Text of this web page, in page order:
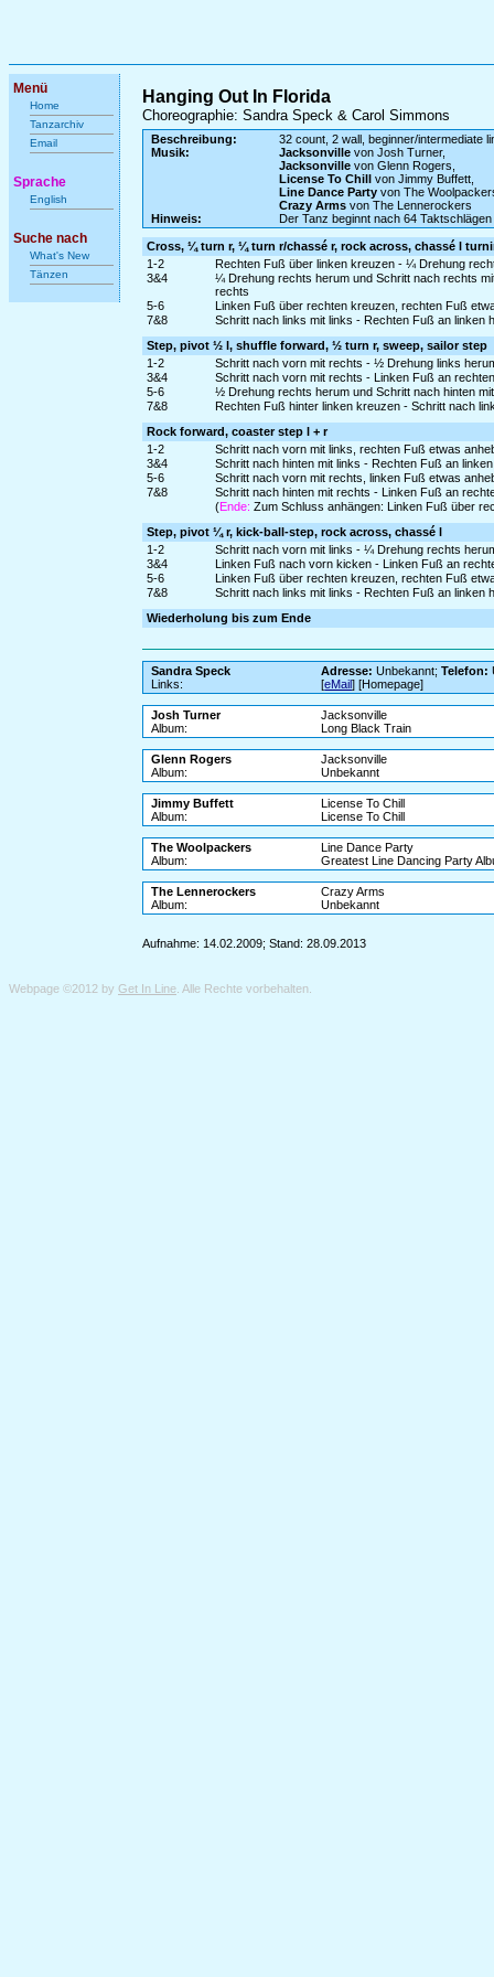
Menü
Home
Tanzarchiv
Email
Sprache
English
Suche nach
What's New
Tänzen
Hanging Out In Florida
Choreographie: Sandra Speck & Carol Simmons
Beschreibung:
32 count, 2 wall, beginner/intermediate
Musik:
Jacksonvillevon Josh Turner,
Jacksonvillevon Glenn Rogers,
License To Chillvon Jimmy Buffett,
Line Dance Partyvon The
Crazy Armsvon The Lennerockers
Hinweis:
Der Tanz beginnt nach 64
Cross, ¼ turn r, ¼ turn r/chassé r, rock across, chassé l
1-2
Rechten Fuß über linken kreuzen - ¼ Drehung
3&4
¼ Drehung rechts herum und Schritt nach rechts
rechts
5-6
Linken Fuß über rechten kreuzen, rechten Fuß
7&8
Schritt nach links mit links - Rechten Fuß an
Step, pivot ½ l, shuffle forward, ½ turn r, sweep, sailor step
1-2
Schritt nach vorn mit rechts - ½ Drehung links
3&4
Schritt nach vorn mit rechts - Linken Fuß an
5-6
½ Drehung rechts herum und Schritt nach hinten
7&8
Rechten Fuß hinter linken kreuzen - Schritt nach
Rock forward, coaster step l + r
1-2
Schritt nach vorn mit links, rechten Fuß etwas
3&4
Schritt nach hinten mit links - Rechten Fuß an
5-6
Schritt nach vorn mit rechts, linken Fuß etwas
7&8
Schritt nach hinten mit rechts - Linken Fuß an
(Ende: Zum Schluss anhängen: Linken Fuß über
Step, pivot ¼ r, kick-ball-step, rock across, chassé l
1-2
Schritt nach vorn mit links - ¼ Drehung rechts
3&4
Linken Fuß nach vorn kicken - Linken Fuß an
5-6
Linken Fuß über rechten kreuzen, rechten Fuß
7&8
Schritt nach links mit links - Rechten Fuß an linken
Wiederholung bis zum Ende
Sandra Speck Adresse: Unbekannt;Telefon:
Links:
[eMail] [Homepage]
Josh Turner
Jacksonville
Album:
Long Black Train
Glenn Rogers
Jacksonville
Album:
Unbekannt
Jimmy Buffett
License To Chill
Album:
License To Chill
The Woolpackers
Line Dance Party
Album:
Greatest Line Dancing Party
The Lennerockers
Crazy Arms
Album:
Unbekannt
Aufnahme: 14.02.2009; Stand: 28.09.2013
Webpage ©2012 by Get In Line . Alle Rechte vorbehalten.